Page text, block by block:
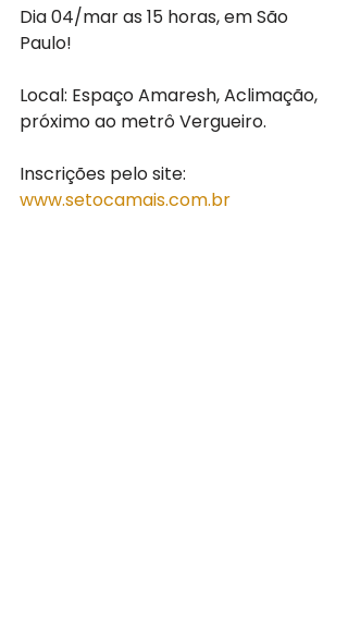
Dia 04/mar as 15 horas, em São
Paulo!
Local: Espaço Amaresh, Aclimação,
próximo ao metrô Vergueiro.
Inscrições pelo site:
www.setocamais.com.br